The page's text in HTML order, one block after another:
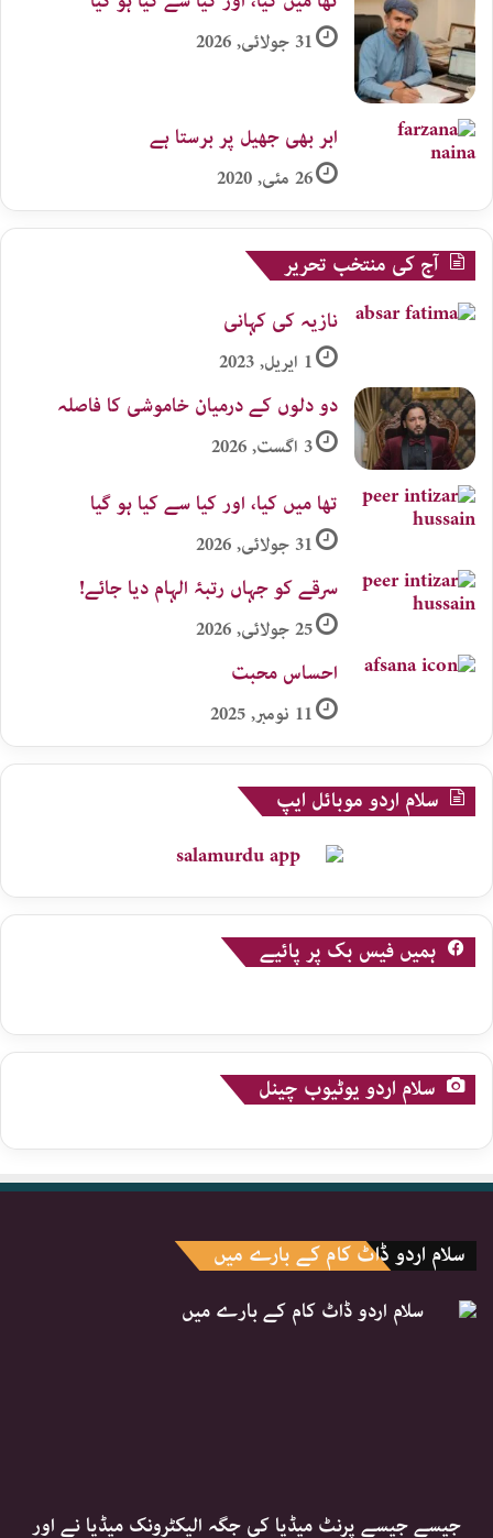
31 جولائی, 2026
ابر بھی جھیل پر برستا ہے
26 مئی, 2020
آج کی منتخب تحریر
نازیہ کی کہانی
1 اپریل, 2023
دو دلوں کے درمیان خاموشی کا فاصلہ
3 اگست, 2026
تھا میں کیا، اور کیا سے کیا ہو گیا
31 جولائی, 2026
سرقے کو جہاں رتبۂ الہام دیا جائے!
25 جولائی, 2026
احساس محبت
11 نومبر, 2025
سلام اردو موبائل ایپ
ہمیں فیس بک پر پائیے
سلام اردو یوٹیوب چینل
سلام اردو ڈاٹ کام کے بارے میں
جیسے جیسے پرنٹ میڈیا کی جگہ الیکٹرونک میڈیا نے اور